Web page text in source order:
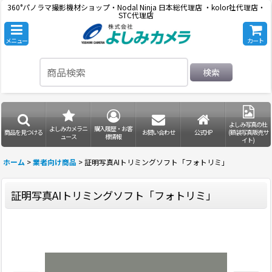
360°パノラマ撮影機材ショップ・Nodal Ninja 日本総代理店 ・kolor社代理店・
STC代理店
メニュー カート
検索
商品を見つける
よしみカメラニ
ュース
購入履歴・お客
様情報
お問い合わせ 公式HP
よしみ写真の杜
(額装写真販売サ
イト)
ホーム >業者向け商品 >証明写真AIトリミングソフト「フォトリミ」
証明写真AIトリミングソフト「フォトリミ」